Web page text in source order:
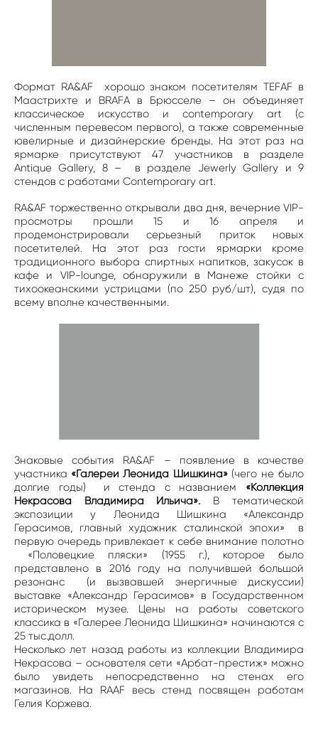
Формат RA&AF хорошо знаком посетителям TEFAF в
Маастрихте и BRAFA в Брюсселе – он объединяет
классическое искусство и contemporary art (с
численным перевесом первого), а также современные
ювелирные и дизайнерские бренды. На этот раз на
ярмарке присутствуют 47 участников в разделе
Antique Gallery, 8 – в разделе Jewerly Gallery и 9
стендов с работами Contemporary art.
RA&AF торжественно открывали два дня, вечерние VIP-
просмотры прошли 15 и 16 апреля и
продемонстрировали серьезный приток новых
посетителей. На этот раз гости ярмарки кроме
традиционного выбора спиртных напитков, закусок в
кафе и VIP-lounge, обнаружили в Манеже стойки с
тихоокеанскими устрицами (по 250 руб/шт), судя по
всему вполне качественными.
Знаковые события RA&AF – появление в качестве
участника «Галереи Леонида Шишкина» (чего не было
долгие годы) и стенда с названием «Коллекция
Некрасова Владимира Ильича». В тематической
экспозиции у Леонида Шишкина «Александр
Герасимов, главный художник сталинской эпохи» в
первую очередь привлекает к себе внимание полотно
«Половецкие пляски» (1955 г.), которое было
представлено в 2016 году на получившей большой
резонанс (и вызвавшей энергичные дискуссии)
выставке «Александр Герасимов» в Государственном
историческом музее. Цены на работы советского
классика в «Галерее Леонида Шишкина» начинаются с
25 тыс.долл.
Несколько лет назад работы из коллекции Владимира
Некрасова – основателя сети «Арбат-престиж» можно
было увидеть непосредственно на стенах его
магазинов. На RAAF весь стенд посвящен работам
Гелия Коржева.